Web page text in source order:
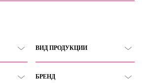
ВИД ПРОДУКЦИИ
БРЕНД